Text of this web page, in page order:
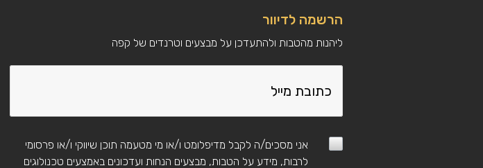
הרשמה לדיוור
ליהנות מהטבות ולהתעדכן על מבצעים וטרנדים של קפה
אני מסכים/ה לקבל מדיפלומט ו/או מי מטעמה תוכן שיווקי ו/או פרסומי
לרבות, מידע על הטבות, מבצעים הנחות ועדכונים באמצעים טכנולוגים